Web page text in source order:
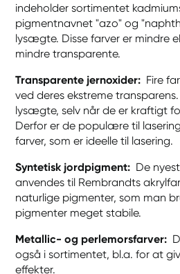
indeholder sortimentet
pigmentnavnet "azo" og
lysægte. Disse farver er mindre
mindre transparente.
Transparente jernoxider: Fire
ved deres ekstreme
lysægte, selv når de er kraftigt
Derfor er de populære til
farver, som er ideelle til lasering.
Syntetisk jordpigment: De
anvendes til Rembrandts
naturlige pigmenter, som man
pigmenter meget stabile.
Metallic- og perlemorsfarver:
også i sortimentet, bl.a. for at
effekter.